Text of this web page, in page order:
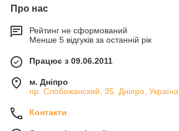
Про нас
Рейтинг не сформований
Менше 5 відгуків за останній рік
Працює з 09.06.2011
м. Дніпро
пр. Слобожанский, 35, Дніпро, Україна
Контакти